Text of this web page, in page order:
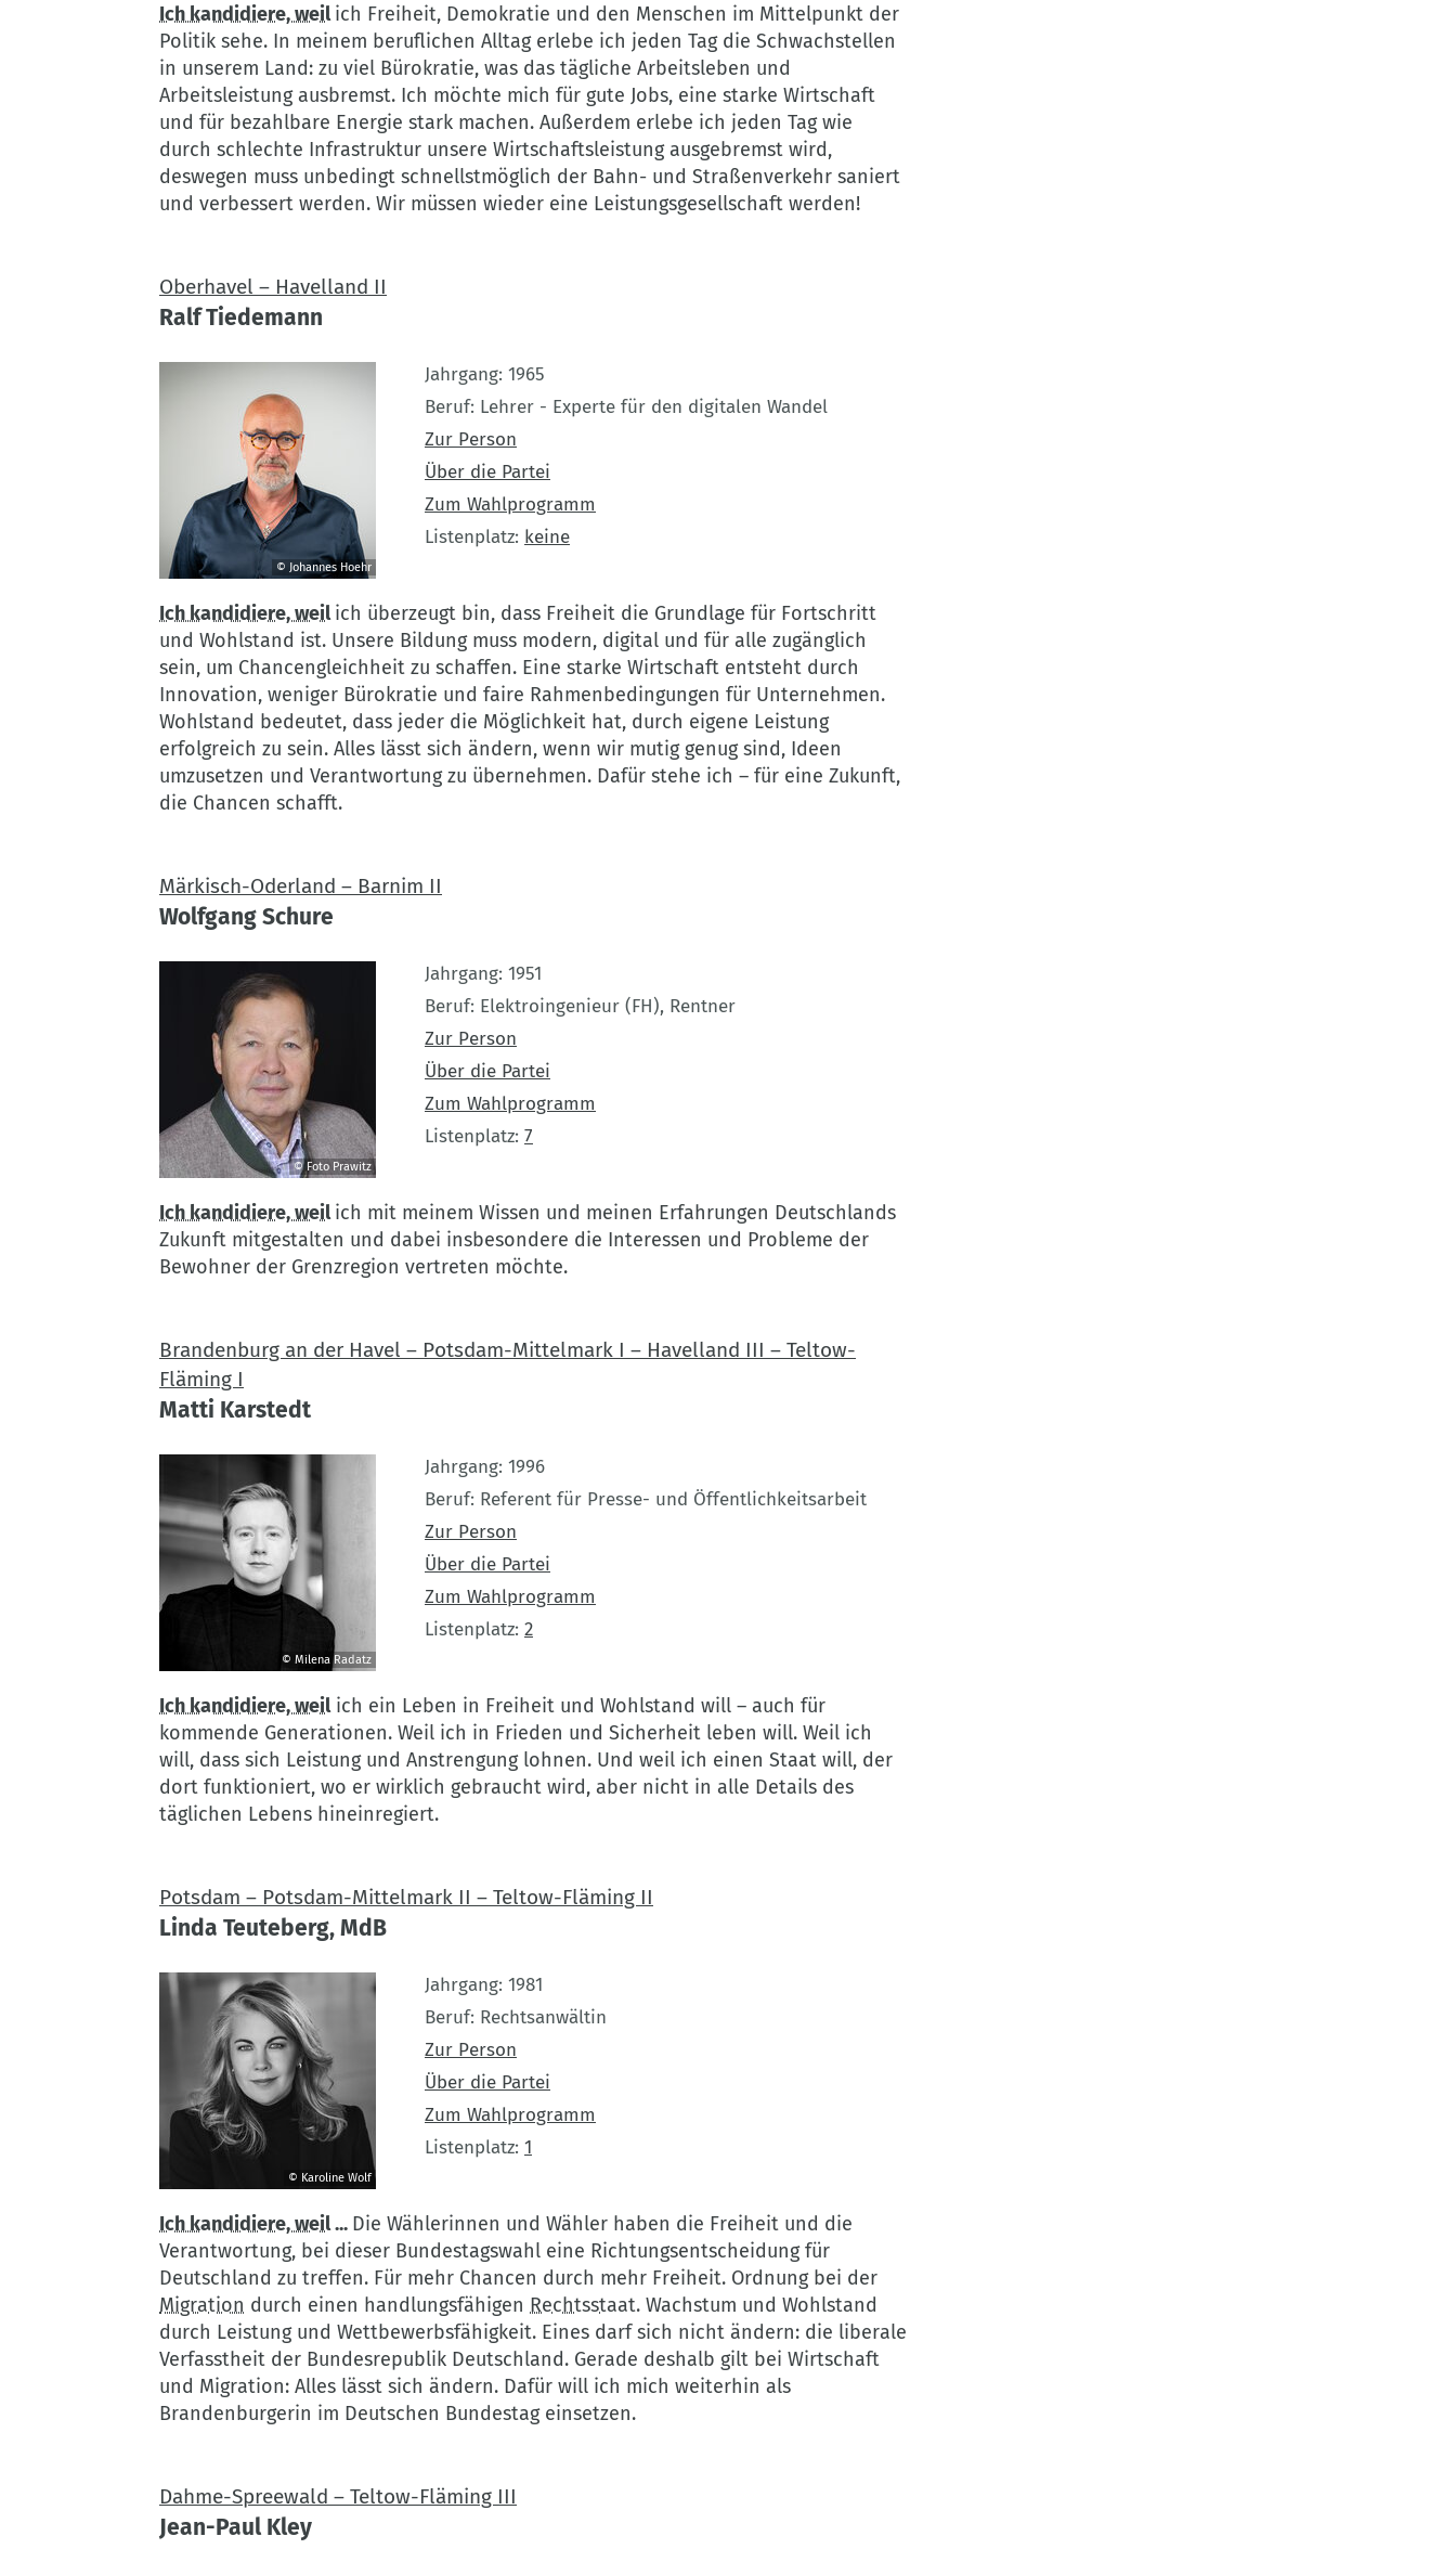
Olaf
Becker
Ich kandidiere, weil ich Freiheit, Demokratie und den Menschen im Mittelpunkt der
Politik sehe. In meinem beruflichen Alltag erlebe ich jeden Tag die Schwachstellen
in unserem Land: zu viel Bürokratie, was das tägliche Arbeitsleben und
Arbeitsleistung ausbremst. Ich möchte mich für gute Jobs, eine starke Wirtschaft
und für bezahlbare Energie stark machen. Außerdem erlebe ich jeden Tag wie
durch schlechte Infrastruktur unsere Wirtschaftsleistung ausgebremst wird,
deswegen muss unbedingt schnellstmöglich der Bahn- und Straßenverkehr saniert
und verbessert werden. Wir müssen wieder eine Leistungsgesellschaft werden!
Oberhavel – Havelland II
Ralf Tiedemann
Johannes
Hoehr
© Johannes Hoehr
Jahrgang 1965
Beruf Lehrer - Experte für den digitalen Wandel
Zur Person
Über die Partei
Zum Wahlprogramm
Listenplatz keine
Ich kandidiere, weil ich überzeugt bin, dass Freiheit die Grundlage für Fortschritt
und Wohlstand ist. Unsere Bildung muss modern, digital und für alle zugänglich
sein, um Chancengleichheit zu schaffen. Eine starke Wirtschaft entsteht durch
Innovation, weniger Bürokratie und faire Rahmenbedingungen für Unternehmen.
Wohlstand bedeutet, dass jeder die Möglichkeit hat, durch eigene Leistung
erfolgreich zu sein. Alles lässt sich ändern, wenn wir mutig genug sind, Ideen
umzusetzen und Verantwortung zu übernehmen. Dafür stehe ich – für eine Zukunft,
die Chancen schafft.
Märkisch-Oderland – Barnim II
Wolfgang Schure
Foto
Prawitz
© Foto Prawitz
Jahrgang 1951
Beruf Elektroingenieur (FH), Rentner
Zur Person
Über die Partei
Zum Wahlprogramm
Listenplatz 7
Ich kandidiere, weil ich mit meinem Wissen und meinen Erfahrungen Deutschlands
Zukunft mitgestalten und dabei insbesondere die Interessen und Probleme der
Bewohner der Grenzregion vertreten möchte.
Brandenburg an der Havel – Potsdam-Mittelmark I – Havelland III – Teltow-
Fläming I
Matti Karstedt
Milena
Radatz
© Milena Radatz
Jahrgang 1996
Beruf Referent für Presse- und Öffentlichkeitsarbeit
Zur Person
Über die Partei
Zum Wahlprogramm
Listenplatz 2
Ich kandidiere, weilich ein Leben in Freiheit und Wohlstand will – auch für
kommende Generationen. Weil ich in Frieden und Sicherheit leben will. Weil ich
will, dass sich Leistung und Anstrengung lohnen. Und weil ich einen Staat will, der
dort funktioniert, wo er wirklich gebraucht wird, aber nicht in alle Details des
täglichen Lebens hineinregiert.
Potsdam – Potsdam-Mittelmark II – Teltow-Fläming II
Linda Teuteberg, MdB
Karoline
Wolf
© Karoline Wolf
Jahrgang 1981
Beruf Rechtsanwältin
Zur Person
Über die Partei
Zum Wahlprogramm
Listenplatz 1
Ich kandidiere, weil... Die Wählerinnen und Wähler haben die Freiheit und die
Verantwortung, bei dieser Bundestagswahl eine Richtungsentscheidung für
Deutschland zu treffen. Für mehr Chancen durch mehr Freiheit. Ordnung bei der
Migration durch einen handlungsfähigen Rechtsstaat. Wachstum und Wohlstand
durch Leistung und Wettbewerbsfähigkeit. Eines darf sich nicht ändern: die liberale
Verfasstheit der Bundesrepublik Deutschland. Gerade deshalb gilt bei Wirtschaft
und Migration: Alles lässt sich ändern. Dafür will ich mich weiterhin als
Brandenburgerin im Deutschen Bundestag einsetzen.
Dahme-Spreewald – Teltow-Fläming III
Jean-Paul Kley